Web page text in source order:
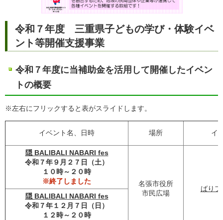
令和７年度 三重県子どもの学び・体験イベ
ント等開催支援事業
令和７年度に当補助金を活用して開催したイベン
トの概要
※左右にフリックすると表がスライドします。
イベント名、日時 場所 イ
隠 BALIBALI NABARI fes
令和７年９月２７日（土）
１０時～２０時
※終了しました
名張市役所
市民広場
ばりフ
隠 BALIBALI NABARI fes
令和７年１２月７日（日）
１２時～２０時